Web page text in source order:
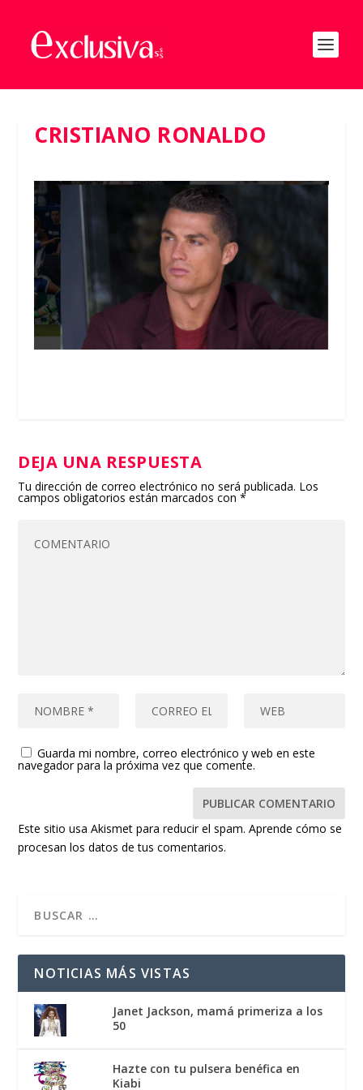
CRISTIANO RONALDO
DEJA UNA RESPUESTA
Tu dirección de correo electrónico no será publicada. Los
campos obligatorios están marcados con*
Guarda mi nombre, correo electrónico y web en este
navegador para la próxima vez que comente.
Este sitio usa Akismet para reducir el spam.Aprende cómo se
procesan los datos de tus comentarios.
NOTICIAS MÁS VISTAS
Janet Jackson, mamá primeriza a los
50
Hazte con tu pulsera benéfica en
Kiabi